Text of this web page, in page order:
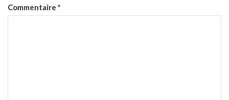
Commentaire *